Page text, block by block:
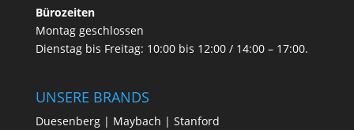
Bürozeiten
Montag geschlossen
Dienstag bis Freitag: 10:00 bis 12:00 / 14:00 – 17:00.
UNSERE BRANDS
Duesenberg | Maybach | Stanford